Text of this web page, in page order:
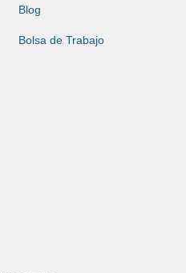
Blog
Bolsa de Trabajo